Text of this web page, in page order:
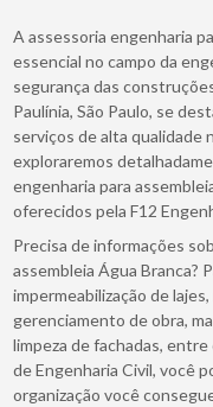
A assessoria engenharia
essencial no campo da
segurança das
Paulínia, São Paulo, se
serviços de alta qualidade
exploraremos
engenharia para
oferecidos pela F12
Precisa de informações
assembleia Água Branca?
impermeabilização de
gerenciamento de obra,
limpeza de fachadas,
de Engenharia Civil, você
organização você